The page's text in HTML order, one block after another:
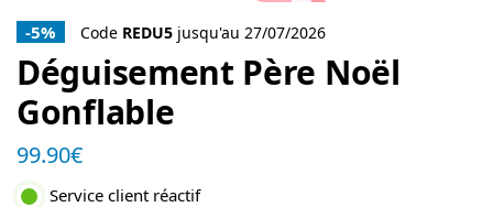
-5% Code REDU5 jusqu'au 27/07/2026
Déguisement Père Noël
Gonflable
99.90€
Service client réactif